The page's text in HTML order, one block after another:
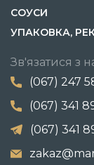
СОУСИ
УПАКОВКА,
Зв'язатися з
(067) 247
(067) 341
(067) 341